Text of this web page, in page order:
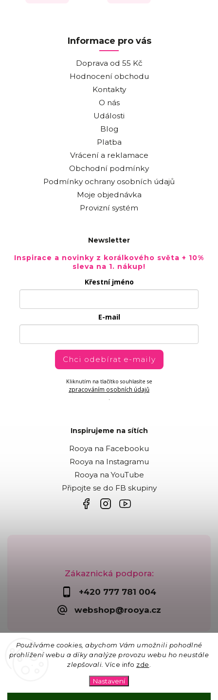
Používáme cookies, abychom Vám umožnili pohodlné
prohlížení webu a díky analýze provozu webu ho neustále
zlepšovali. Více info zde
Nastavení
Zákaznická podpora:
+420 777 781 004
webshop@rooya.cz
Informace pro vás
Doprava od 55 Kč
Hodnocení obchodu
Kontakty
O nás
Události
Blog
Platba
Vrácení a reklamace
Obchodní podmínky
Podmínky ochrany osobních údajů
Moje objednávka
Provizní systém
Newsletter
Inspirace a novinky z korálkového světa + 10%
sleva na 1. nákup!
Křestní jméno
E-mail
Chci odebírat e-maily
Kliknutím na tlačítko souhlasíte se
zpracováním osobních údajů
.
Inspirujeme na sítích
Rooya na Facebooku
Rooya na Instagramu
Rooya na YouTube
Připojte se do FB skupiny
vyhrazena.
Upravit nastavení cookies